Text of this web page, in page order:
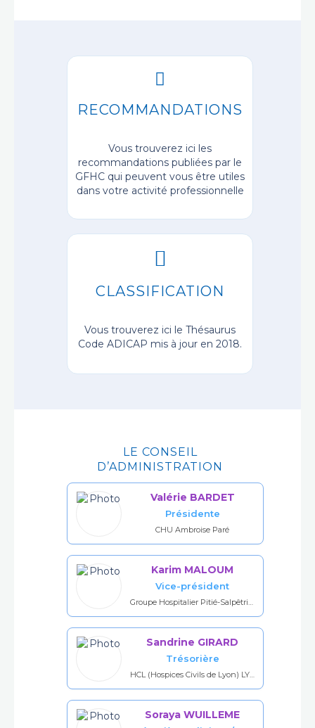
RECOMMANDATIONS
Vous trouverez ici les
recommandations publiées par le
GFHC qui peuvent vous être utiles
dans votre activité professionnelle
CLASSIFICATION
Vous trouverez ici le Thésaurus
Code ADICAP mis à jour en 2018.
LE CONSEIL
D’ADMINISTRATION
Valérie BARDET
Présidente
CHU Ambroise Paré
Karim MALOUM
Vice-président
Groupe Hospitalier Pitié-Salpêtrière, Paris
Sandrine GIRARD
Trésorière
HCL (Hospices Civils de Lyon) LYON EST
Soraya WUILLEME